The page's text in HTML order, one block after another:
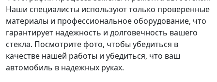
Наши специалисты используют только проверенные
материалы и профессиональное оборудование, что
гарантирует надежность и долговечность вашего
стекла. Посмотрите фото, чтобы убедиться в
качестве нашей работы и убедиться, что ваш
автомобиль в надежных руках.